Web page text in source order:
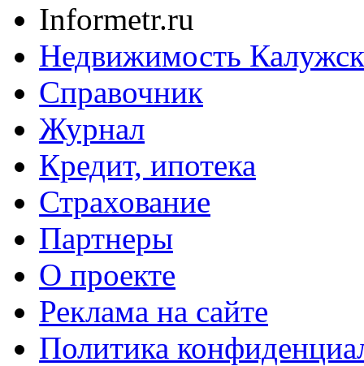
Informetr.ru
Недвижимость
Справочник
Журнал
Кредит, ипотека
Страхование
Партнеры
O проекте
Реклама на сайте
Политика